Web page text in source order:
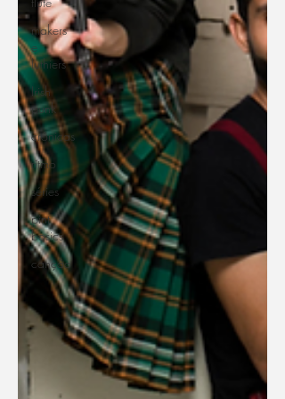
makers
e
luthiers
Irish
punk
crônicas
ritmo
séries
pint
basics
canção